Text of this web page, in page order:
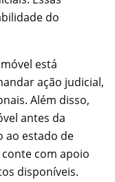
do
está
ação judicial,
Além disso,
antes da
ao estado de
com apoio
disponíveis.